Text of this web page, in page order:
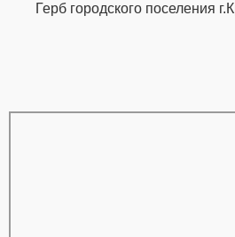
Герб городского поселения